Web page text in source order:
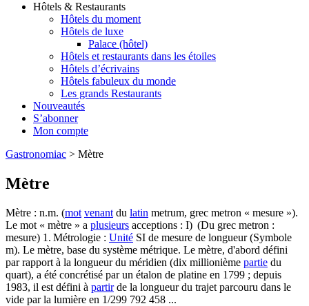
Hôtels & Restaurants
Hôtels du moment
Hôtels de luxe
Palace (hôtel)
Hôtels et restaurants dans les étoiles
Hôtels d’écrivains
Hôtels fabuleux du monde
Les grands Restaurants
Nouveautés
S’abonner
Mon compte
Gastronomiac > Mètre
Mètre
Mètre : n.m. (mot venant du latin metrum, grec metron « mesure »).
Le mot « mètre » a plusieurs acceptions : I) (Du grec metron :
mesure) 1. Métrologie : Unité SI de mesure de longueur (Symbole
m). Le mètre, base du système métrique. Le mètre, d'abord défini
par rapport à la longueur du méridien (dix millionième partie du
quart), a été concrétisé par un étalon de platine en 1799 ; depuis
1983, il est défini à partirde la longueur du trajet parcouru dans le
vide par la lumière en 1/299 792 458 ...